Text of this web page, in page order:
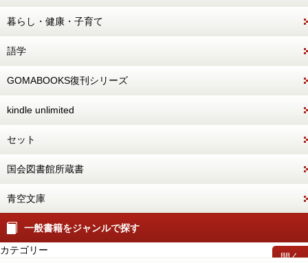
暮らし・健康・子育て
語学
GOMABOOKS復刊シリーズ
kindle unlimited
セット
国会図書館所蔵書
青空文庫
一般書籍をジャンルで探す
開く
カテゴリー